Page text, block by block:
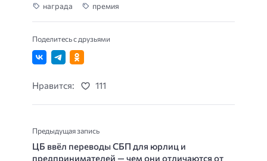
награда премия
Поделитесь с друзьями
Нравится: 111
Предыдущая запись
ЦБ ввёл переводы СБП для юрлиц и
предпринимателей — чем они отличаются от